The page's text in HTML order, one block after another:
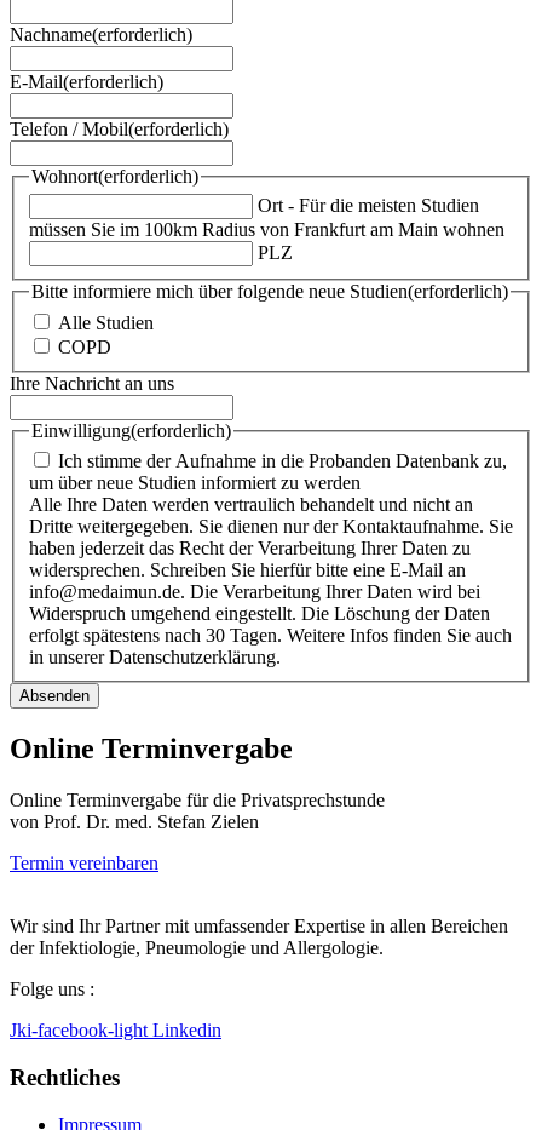
Nachname(erforderlich)
E-Mail(erforderlich)
Telefon / Mobil(erforderlich)
Wohnort(erforderlich)
Ort - Für die meisten Studien
müssen Sie im 100km Radius von Frankfurt am Main wohnen
PLZ
Bitte informiere mich über folgende neue Studien(erforderlich)
Alle Studien
COPD
Ihre Nachricht an uns
Einwilligung(erforderlich)
Ich stimme der Aufnahme in die Probanden Datenbank zu,
um über neue Studien informiert zu werden
Alle Ihre Daten werden vertraulich behandelt und nicht an
Dritte weitergegeben. Sie dienen nur der Kontaktaufnahme. Sie
haben jederzeit das Recht der Verarbeitung Ihrer Daten zu
widersprechen. Schreiben Sie hierfür bitte eine E-Mail an
info@medaimun.de. Die Verarbeitung Ihrer Daten wird bei
Widerspruch umgehend eingestellt. Die Löschung der Daten
erfolgt spätestens nach 30 Tagen. Weitere Infos finden Sie auch
in unserer Datenschutzerklärung.
Online Terminvergabe
Online Terminvergabe für die Privatsprechstunde
von Prof. Dr. med. Stefan Zielen
Termin vereinbaren
Wir sind Ihr Partner mit umfassender Expertise in allen Bereichen
der Infektiologie, Pneumologie und Allergologie.
Folge uns :
Jki-facebook-light Linkedin
Rechtliches
Impressum